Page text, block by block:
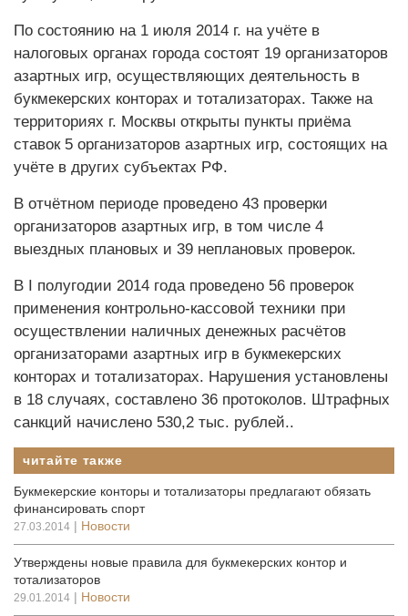
По состоянию на 1 июля 2014 г. на учёте в
налоговых органах города состоят 19 организаторов
азартных игр, осуществляющих деятельность в
букмекерских конторах и тотализаторах. Также на
территориях г. Москвы открыты пункты приёма
ставок 5 организаторов азартных игр, состоящих на
учёте в других субъектах РФ.
В отчётном периоде проведено 43 проверки
организаторов азартных игр, в том числе 4
выездных плановых и 39 неплановых проверок.
В I полугодии 2014 года проведено 56 проверок
применения контрольно-кассовой техники при
осуществлении наличных денежных расчётов
организаторами азартных игр в букмекерских
конторах и тотализаторах. Нарушения установлены
в 18 случаях, составлено 36 протоколов. Штрафных
санкций начислено 530,2 тыс. рублей..
читайте также
Букмекерские конторы и тотализаторы предлагают обязать
финансировать спорт
27.03.2014 | Новости
Утверждены новые правила для букмекерских контор и
тотализаторов
29.01.2014 | Новости